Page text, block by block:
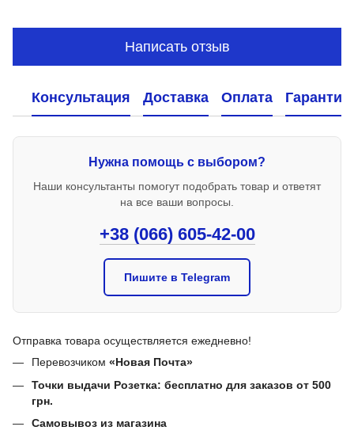
Написать отзыв
Консультация Доставка Оплата Гарантия
Нужна помощь с выбором?
Наши консультанты помогут подобрать товар и ответят
на все ваши вопросы.
+38 (066) 605-42-00
Пишите в Telegram
Отправка товара осуществляется ежедневно!
Перевозчиком «Новая Почта»
Точки выдачи Розетка: бесплатно для заказов от 500
грн.
Самовывоз из магазина